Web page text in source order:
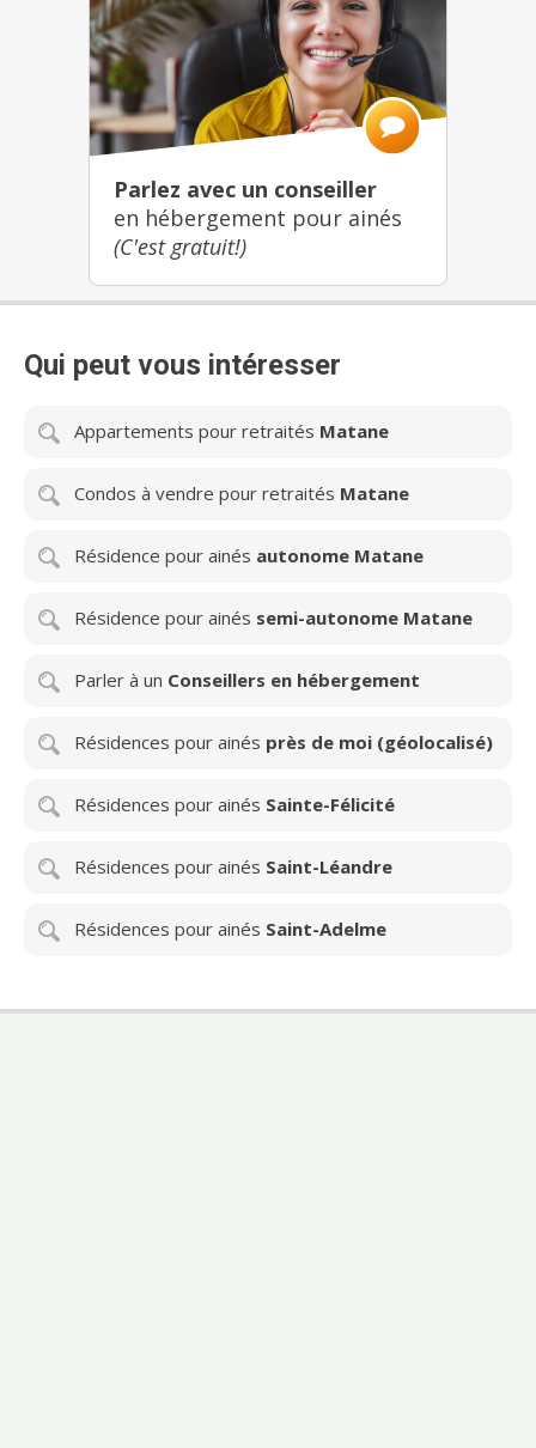
Parlez avec un conseiller
en hébergement pour ainés
(C'est gratuit!)
Qui peut vous intéresser
Appartements pour retraités Matane
Condos à vendre pour retraités Matane
Résidence pour ainés autonome Matane
Résidence pour ainés semi-autonome Matane
Parler à un Conseillers en hébergement
Résidences pour ainés près de moi (géolocalisé)
Résidences pour ainés Sainte-Félicité
Résidences pour ainés Saint-Léandre
Résidences pour ainés Saint-Adelme